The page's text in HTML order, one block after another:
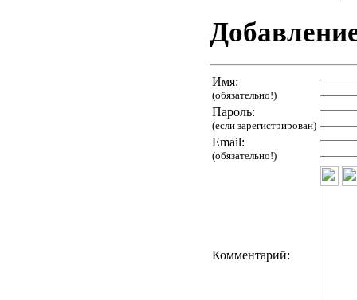
Имя:
(обязательно!)
Пароль:
(если зарегистрирован)
Email:
(обязательно!)
Комментарий: